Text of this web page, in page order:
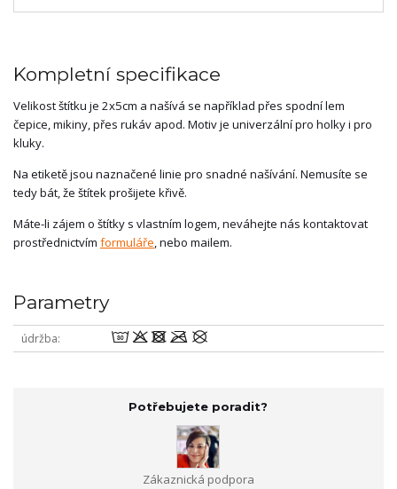
Kompletní specifikace
Velikost štítku je 2x5cm a našívá se například přes spodní lem
čepice, mikiny, přes rukáv apod. Motiv je univerzální pro holky i pro
kluky.
Na etiketě jsou naznačené linie pro snadné našívání. Nemusíte se
tedy bát, že štítek prošijete křivě.
Máte-li zájem o štítky s vlastním logem, neváhejte nás kontaktovat
prostřednictvím formuláře, nebo mailem.
Parametry
údržba wodmU
Potřebujete poradit?
Zákaznická podpora